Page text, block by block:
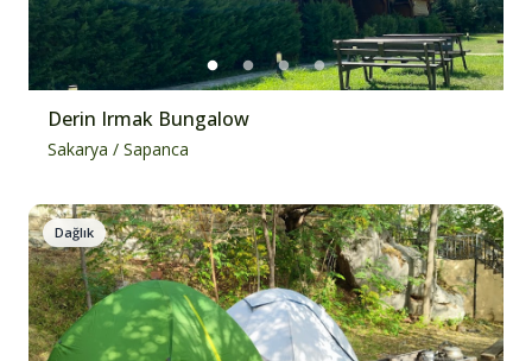
Derin Irmak Bungalow
Sakarya / Sapanca
Dağlık